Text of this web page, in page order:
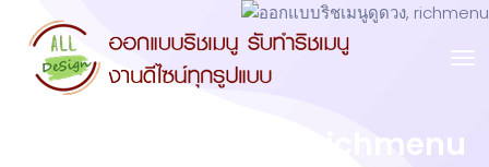
ออกแบบริชเมนูดูดวง, richmenu